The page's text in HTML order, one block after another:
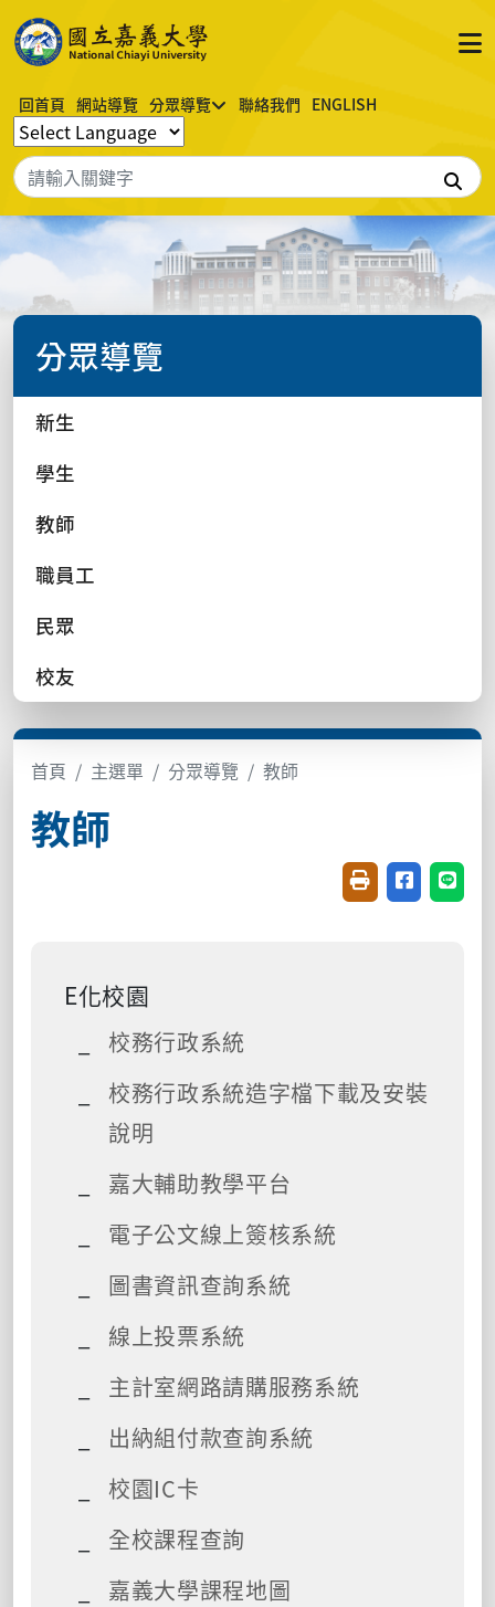
回首頁 網站導覽 分眾導覽 聯絡我們 ENGLISH
搜尋
分眾導覽
新生
學生
教師
職員工
民眾
校友
首頁 主選單 分眾導覽 教師
教師
友善列印(開新視
分享至臉書
分享
E化校園
校務行政系統
校務行政系統造字檔下載及安裝
說明
嘉大輔助教學平台
電子公文線上簽核系統
圖書資訊查詢系統
線上投票系統
主計室網路請購服務系統
出納組付款查詢系統
校園IC卡
全校課程查詢
嘉義大學課程地圖